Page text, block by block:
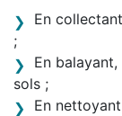
En
;
En
sols ;
En